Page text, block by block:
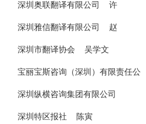
深圳奥联翻译有限公司 许
深圳雅信翻译有限公司 赵
深圳市翻译协会 吴学文
宝丽宝斯咨询（深圳）有限责任公
深圳纵横咨询集团有限公司
深圳特区报社 陈寅